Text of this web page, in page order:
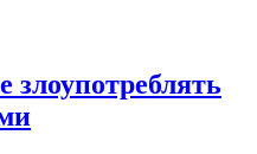
злоупотреблять